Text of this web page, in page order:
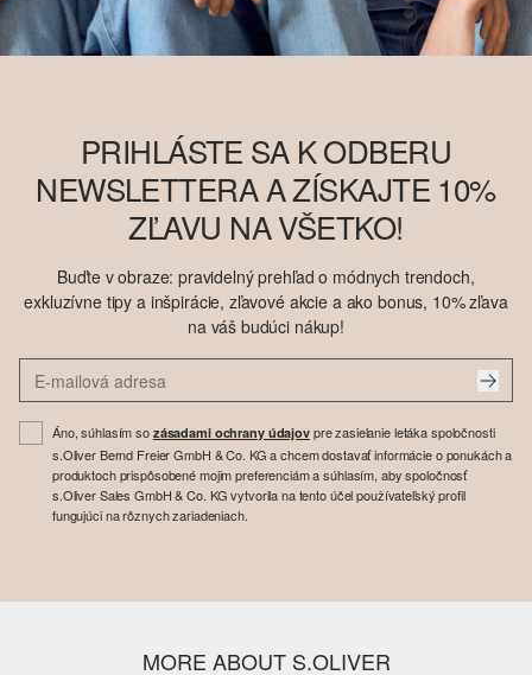
PRIHLÁSTE SA K ODBERU
NEWSLETTERA A ZÍSKAJTE 10%
ZĽAVU NA VŠETKO!
Buďte v obraze: pravidelný prehľad o módnych trendoch,
exkluzívne tipy a inšpirácie, zľavové akcie a ako bonus, 10% zľava
na váš budúci nákup!
Áno, súhlasím so zásadami ochrany údajovpre zasielanie letáka spoločnosti
s.Oliver Bernd Freier GmbH & Co. KG a chcem dostavať informácie o ponukách a
produktoch prispôsobené mojim preferenciám a súhlasím, aby spoločnosť
s.Oliver Sales GmbH & Co. KG vytvorila na tento účel používateľský profil
fungujúci na rôznych zariadeniach.
MORE ABOUT S.OLIVER